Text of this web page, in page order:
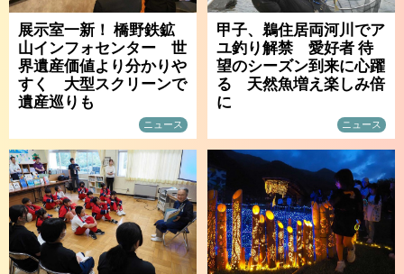
展示室一新！ 橋野鉄鉱
山インフォセンター 世
界遺産価値より分かりや
すく 大型スクリーンで
遺産巡りも
ニュース
甲子、鵜住居両河川でア
ユ釣り解禁 愛好者 待
望のシーズン到来に心躍
る 天然魚増え楽しみ倍
に
ニュース